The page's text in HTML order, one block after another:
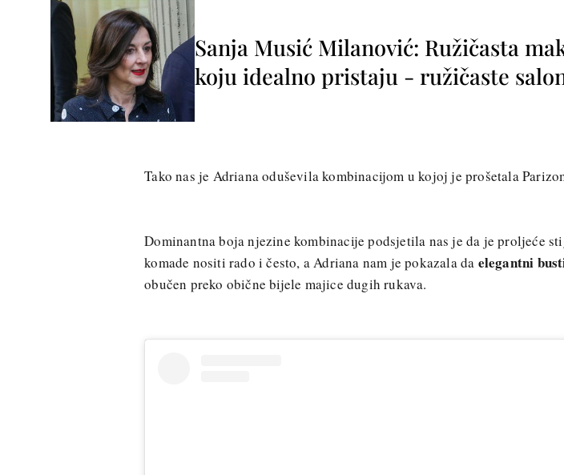
Sanja Musić Milanović: Ružičasta
koju idealno pristaju - ružičaste
Tako nas je Adriana oduševila kombinacijom u kojoj je prošetala
Dominantna boja njezine kombinacije podsjetila nas je da je proljeće
komade nositi rado i često, a Adriana nam je pokazala da elegantni
obučen preko obične bijele majice dugih rukava.